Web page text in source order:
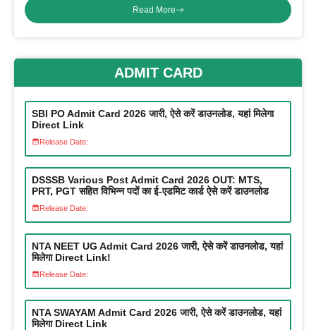
Read More
ADMIT CARD
SBI PO Admit Card 2026 जारी, ऐसे करें डाउनलोड, यहां मिलेगा
Direct Link
Release Date:
DSSSB Various Post Admit Card 2026 OUT: MTS,
PRT, PGT सहित विभिन्न पदों का ई-एडमिट कार्ड ऐसे करें डाउनलोड
Release Date:
NTA NEET UG Admit Card 2026 जारी, ऐसे करें डाउनलोड, यहां
मिलेगा Direct Link!
Release Date:
NTA SWAYAM Admit Card 2026 जारी, ऐसे करें डाउनलोड, यहां
मिलेगा Direct Link